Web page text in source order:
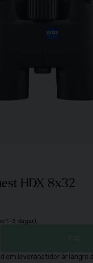
HDX 8x32
1-3 dagar)
om leveranstider är längre